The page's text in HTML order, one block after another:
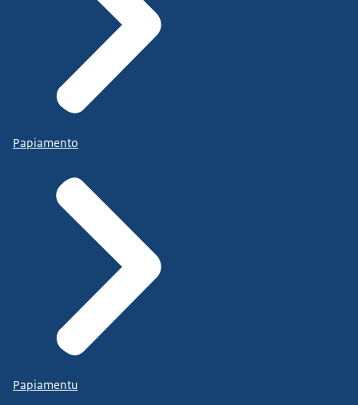
Papiamento
Papiamentu